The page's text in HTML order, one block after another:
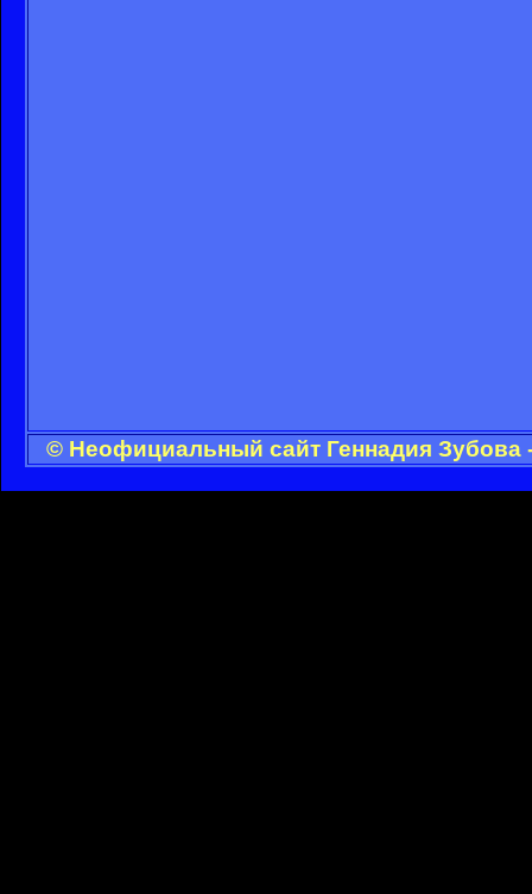
© Неофициальный сайт Геннадия Зубова